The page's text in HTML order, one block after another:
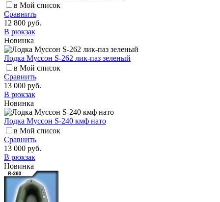
в Мой список
Сравнить
12 800 руб.
В рюкзак
Новинка
Лодка Муссон S-262 лик-паз зеленый
в Мой список
Сравнить
13 000 руб.
В рюкзак
Новинка
Лодка Муссон S-240 кмф нато
в Мой список
Сравнить
13 000 руб.
В рюкзак
Новинка